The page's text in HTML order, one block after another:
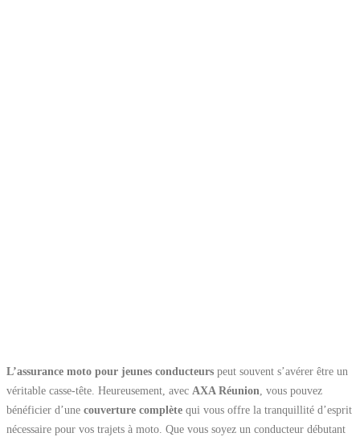
L’assurance moto pour jeunes conducteurs peut souvent s’avérer être un
véritable casse-tête. Heureusement, avec AXA Réunion , vous pouvez
bénéficier d’une couverture complète qui vous offre la tranquillité d’esprit
nécessaire pour vos trajets à moto. Que vous soyez un conducteur débutant